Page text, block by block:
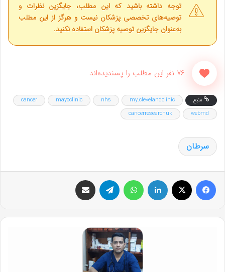
توجه داشته باشید که این مطلب، جایگزین نظرات و
توصیه‌های تخصصی پزشکان نیست و هرگز از این مطلب
به‌عنوان جایگزین توصیه پزشکان استفاده نکنید.
76 نفر این مطلب را پسندیده‌اند
منبع my.clevelandclinic
nhs
mayoclinic
cancer
webmd
cancerresearchuk
سرطان